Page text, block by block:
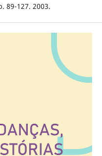
89-127. 2003.